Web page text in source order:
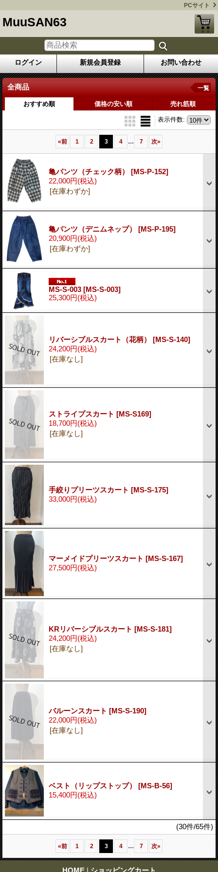
PCサイト
MuuSAN63
ログイン 新規会員登録 お問い合わせ
全商品 一覧
おすすめ順 価格の安い順 売れ筋順
表示件数:
«前 1 2 3 4 ... 7 次»
亀パンツ（チェック柄） [MS-P-152]
22,000円(税込)
[在庫わずか]
亀パンツ（デニムネップ） [MS-P-195]
20,900円(税込)
[在庫わずか]
MS-S-003 [MS-S-003]
25,300円(税込)
リバーシブルスカート（花柄） [MS-S-140]
24,200円(税込)
[在庫なし]
ストライプスカート [MS-S169]
18,700円(税込)
[在庫なし]
手絞りプリーツスカート [MS-S-175]
33,000円(税込)
マーメイドプリーツスカート [MS-S-167]
27,500円(税込)
KRリバーシブルスカート [MS-S-181]
24,200円(税込)
[在庫なし]
バルーンスカート [MS-S-190]
22,000円(税込)
[在庫なし]
ベスト（リップストップ） [MS-B-56]
15,400円(税込)
(30件/65件)
«前 1 2 3 4 ... 7 次»
HOME | ショッピングカート